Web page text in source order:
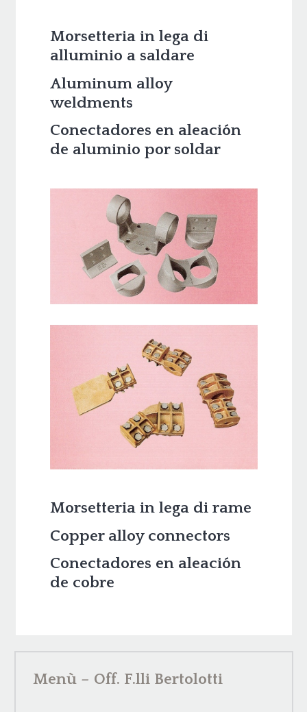
Morsetteria in lega di
alluminio a saldare
Aluminum alloy
weldments
​Conectadores en aleación
de aluminio por soldar
Morsetteria in lega di rame
Copper alloy connectors
Conectadores en aleación
de cobre
Menù – Off. F.lli Bertolotti